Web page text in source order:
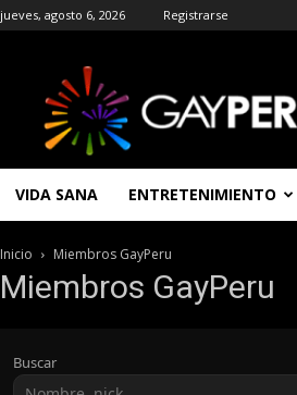
jueves, agosto 6, 2026 Registrarse
|
Entretenimiento
Noticias
Gay
Gratis
VIDA SANA ENTRETENIMIENTO
Inicio Miembros GayPeru
Miembros GayPeru
Buscar